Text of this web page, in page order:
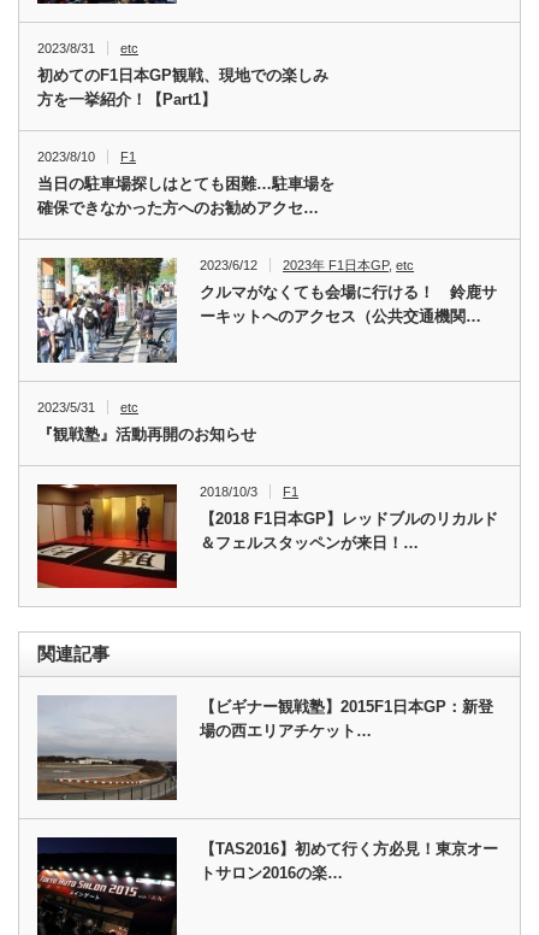
2023/8/31 etc
初めてのF1日本GP観戦、現地での楽しみ
方を一挙紹介！【Part1】
2023/8/10 F1
当日の駐車場探しはとても困難…駐車場を
確保できなかった方へのお勧めアクセ…
2023/6/12 2023年 F1日本GP,etc
クルマがなくても会場に行ける！ 鈴鹿サ
ーキットへのアクセス（公共交通機関…
2023/5/31 etc
『観戦塾』活動再開のお知らせ
2018/10/3 F1
【2018 F1日本GP】レッドブルのリカルド
＆フェルスタッペンが来日！…
関連記事
【ビギナー観戦塾】2015F1日本GP：新登
場の西エリアチケット…
【TAS2016】初めて行く方必見！東京オー
トサロン2016の楽…